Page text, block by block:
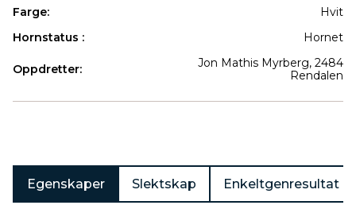
Farge:
Hvit
Hornstatus :
Hornet
Oppdretter:
Jon Mathis Myrberg, 2484
Rendalen
Egenskaper Slektskap Enkeltgenresultat